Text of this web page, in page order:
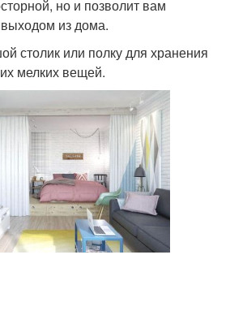
но и позволит вам
из дома.
столик или полку для хранения
мелких вещей.